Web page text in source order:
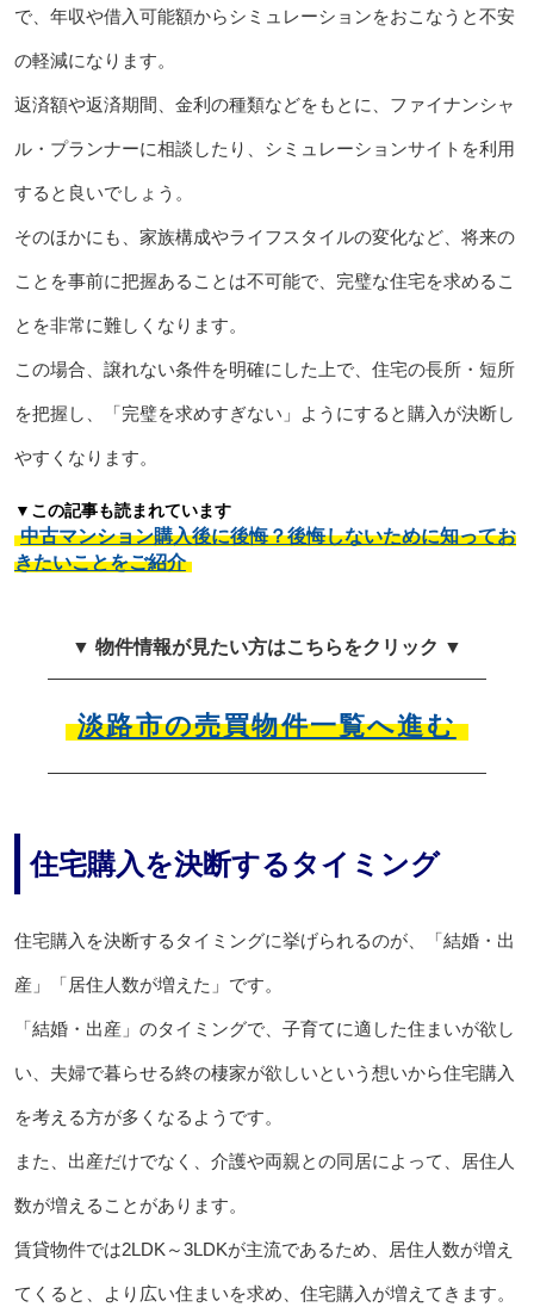
で、年収や借入可能額からシミュレーションをおこなうと不安
の軽減になります。
返済額や返済期間、金利の種類などをもとに、ファイナンシャ
ル・プランナーに相談したり、シミュレーションサイトを利用
すると良いでしょう。
そのほかにも、家族構成やライフスタイルの変化など、将来の
ことを事前に把握あることは不可能で、完璧な住宅を求めるこ
とを非常に難しくなります。
この場合、譲れない条件を明確にした上で、住宅の長所・短所
を把握し、「完璧を求めすぎない」ようにすると購入が決断し
やすくなります。
▼この記事も読まれています
中古マンション購入後に後悔？後悔しないために知ってお
きたいことをご紹介
▼ 物件情報が見たい方はこちらをクリック ▼
淡路市の売買物件一覧へ進む
住宅購入を決断するタイミング
住宅購入を決断するタイミングに挙げられるのが、「結婚・出
産」「居住人数が増えた」です。
「結婚・出産」のタイミングで、子育てに適した住まいが欲し
い、夫婦で暮らせる終の棲家が欲しいという想いから住宅購入
を考える方が多くなるようです。
また、出産だけでなく、介護や両親との同居によって、居住人
数が増えることがあります。
賃貸物件では2LDK～3LDKが主流であるため、居住人数が増え
てくると、より広い住まいを求め、住宅購入が増えてきます。